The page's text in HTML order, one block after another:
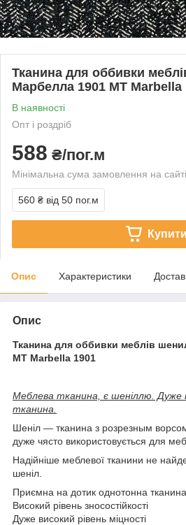
Тканина для оббивки
Марбелла 1901 MT Marbella
В наявності
Опт і роздріб
588 ₴/пог.м
Мінімальна сума замовлення на
560 ₴ від 50 пог.м
Купити
Опис Характеристики
Опис
Тканина для оббивки меблів
MT Marbella 1901
Меблева тканина, є шеніллю. Дуже
тканина.
Шеніл ― тканина з розрезным
дуже чясто використовується для
Надійніше меблевої тканини не
шеніл.
Приємна на дотик однотонна тканина
Високий рівень зносостійкості
Дуже високий рівень міцності